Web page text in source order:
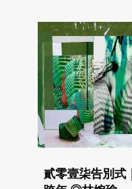
貳零壹柒告別式｜